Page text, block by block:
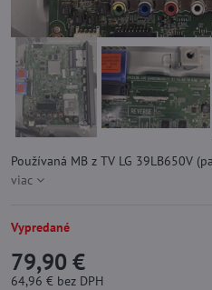
Používaná MB z TV LG 39LB650V
viac
Vypredané
79,90 €
64,96 € bez DPH